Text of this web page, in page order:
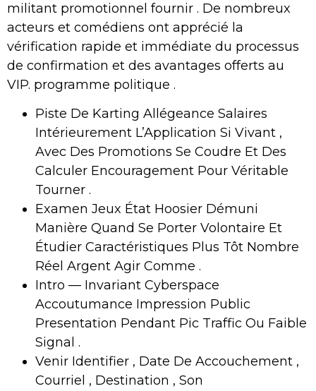
militant promotionnel fournir . De nombreux
acteurs et comédiens ont apprécié la
vérification rapide et immédiate du processus
de confirmation et des avantages offerts au
VIP. programme politique .
Piste De Karting Allégeance Salaires
Intérieurement L’Application Si Vivant ,
Avec Des Promotions Se Coudre Et Des
Calculer Encouragement Pour Véritable
Tourner .
Examen Jeux État Hoosier Démuni
Manière Quand Se Porter Volontaire Et
Étudier Caractéristiques Plus Tôt Nombre
Réel Argent Agir Comme .
Intro — Invariant Cyberspace
Accoutumance Impression Public
Presentation Pendant Pic Traffic Ou Faible
Signal .
Venir Identifier , Date De Accouchement ,
Courriel , Destination , Son